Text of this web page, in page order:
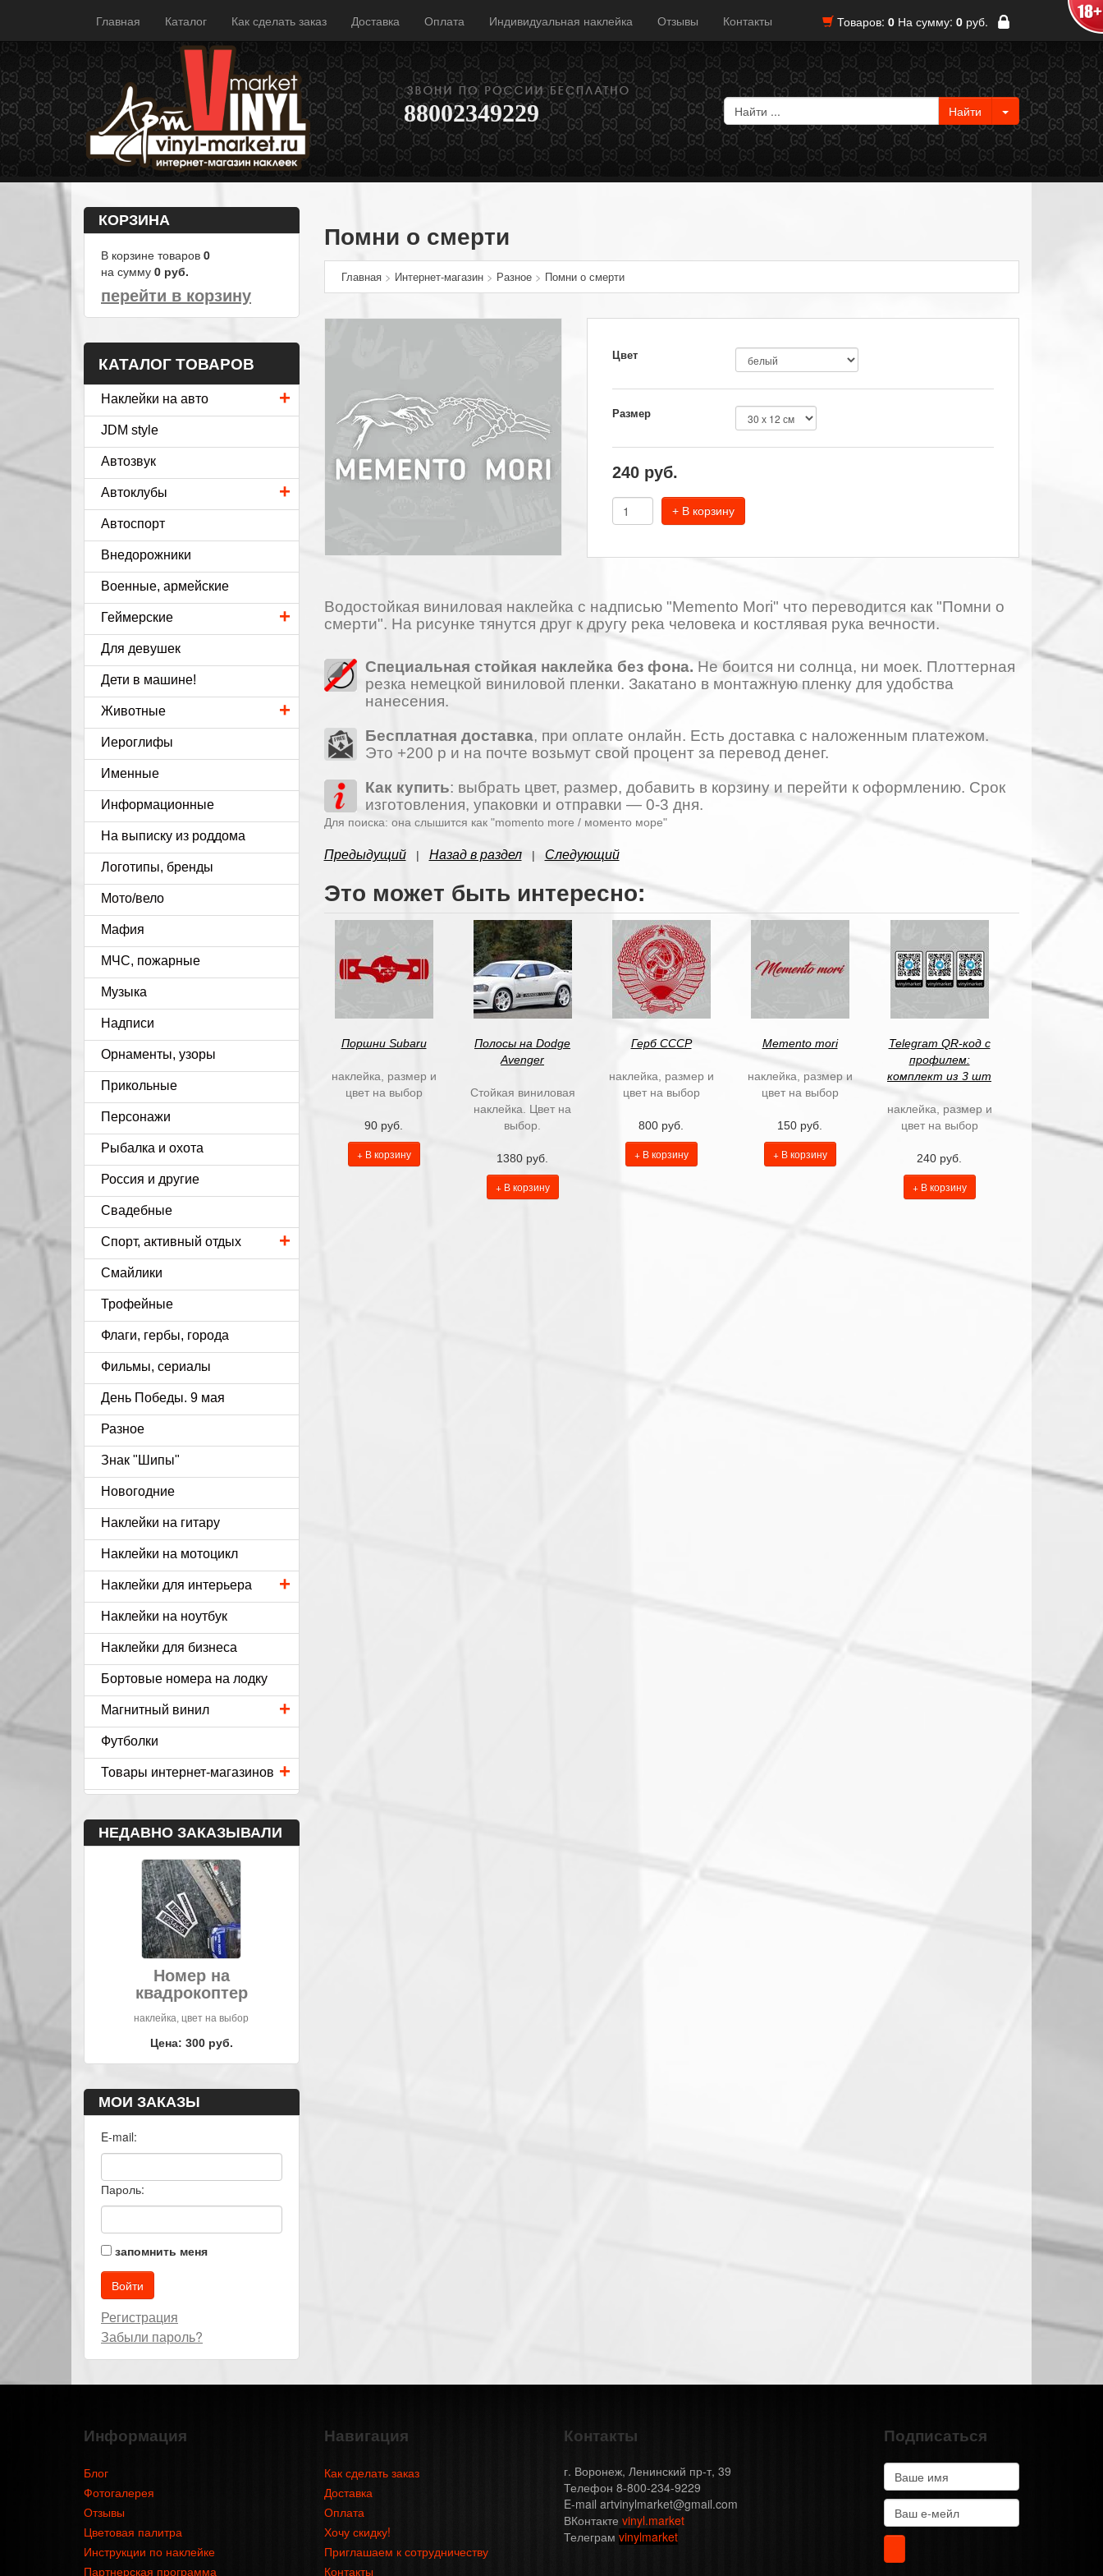
Товаров: 0 На сумму: 0 руб.
Главная Каталог Как сделать заказ Доставка Оплата Индивидуальная наклейка Отзывы Контакты
88002349229
Помни о смерти
Главная> Интернет-магазин> Разное> Помни о смерти
Цвет
Размер
240руб.
+ В корзину
Водостойкая виниловая наклейка с надписью "Memento Mori" что переводится как "Помни о
смерти". На рисунке тянутся друг к другу река человека и костлявая рука вечности.
Специальная стойкая наклейка без фона. Не боится ни солнца, ни моек. Плоттерная
резка немецкой виниловой пленки. Закатано в монтажную пленку для удобства
нанесения.
Бесплатная доставка, при оплате онлайн. Есть доставка с наложенным платежом.
Это +200 р и на почте возьмут свой процент за перевод денег.
Как купить: выбрать цвет, размер, добавить в корзину и перейти к оформлению. Срок
изготовления, упаковки и отправки — 0-3 дня.
Для поиска: она слышится как "momento more / моменто море"
Предыдущий| Назад в раздел| Следующий
Это может быть интересно:
Поршни Subaru
наклейка, размер и
цвет на выбор
90 руб.
+ В корзину
Полосы на Dodge
Avenger
Стойкая виниловая
наклейка. Цвет на
выбор.
1380 руб.
+ В корзину
Герб СССР
наклейка, размер и
цвет на выбор
800 руб.
+ В корзину
Memento mori
наклейка, размер и
цвет на выбор
150 руб.
+ В корзину
Telegram QR-код с
профилем:
комплект из 3 шт
наклейка, размер и
цвет на выбор
240 руб.
+ В корзину
КОРЗИНА
В корзине товаров 0
на сумму 0 руб.
перейти в корзину
КАТАЛОГ ТОВАРОВ
+
Наклейки на авто
JDM style
Автозвук
+
Автоклубы
Автоспорт
Внедорожники
Военные, армейские
+
Геймерские
Для девушек
Дети в машине!
+
Животные
Иероглифы
Именные
Информационные
На выписку из роддома
Логотипы, бренды
Мото/вело
Мафия
МЧС, пожарные
Музыка
Надписи
Орнаменты, узоры
Прикольные
Персонажи
Рыбалка и охота
Россия и другие
Свадебные
+
Спорт, активный отдых
Смайлики
Трофейные
Флаги, гербы, города
Фильмы, сериалы
День Победы. 9 мая
Разное
Знак "Шипы"
Новогодние
Наклейки на гитару
Наклейки на мотоцикл
+
Наклейки для интерьера
Наклейки на ноутбук
Наклейки для бизнеса
Бортовые номера на лодку
+
Магнитный винил
Футболки
+
Товары интернет-магазинов
НЕДАВНО ЗАКАЗЫВАЛИ
Номер на
квадрокоптер
наклейка, цвет на выбор
Цена: 300 руб.
МОИ ЗАКАЗЫ
E-mail:
Пароль:
запомнить меня
Регистрация
Забыли пароль?
Информация
Блог
Фотогалерея
Отзывы
Цветовая палитра
Инструкции по наклейке
Партнерская программа
Навигация
Как сделать заказ
Доставка
Оплата
Хочу скидку!
Приглашаем к сотрудничеству
Контакты
Контакты
г. Воронеж, Ленинский пр-т, 39
Телефон 8-800-234-9229
E-mail artvinylmarket@gmail.com
ВКонтакте vinyl.market
Телеграм vinylmarket
Подписаться